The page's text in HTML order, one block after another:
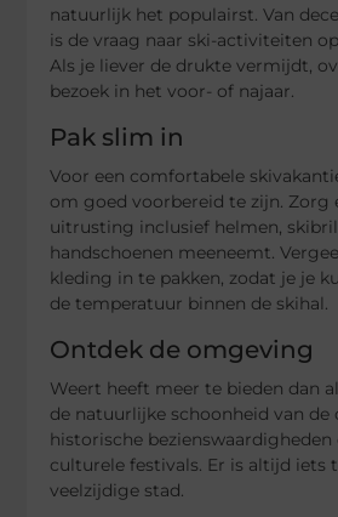
natuurlijk het populairst. Van
is de vraag naar ski-activiteiten
Als je liever de drukte vermijdt,
bezoek in het voor- of najaar.
Pak slim in
Voor een comfortabele
om goed voorbereid te zijn. Zorg
uitrusting inclusief helmen,
handschoenen meeneemt.
kleding in te pakken, zodat je je
de temperatuur binnen de skihal.
Ontdek de omgeving
Weert heeft meer te bieden dan
de natuurlijke schoonheid van de
historische bezienswaardigheden
culturele festivals. Er is altijd iets
veelzijdige stad.